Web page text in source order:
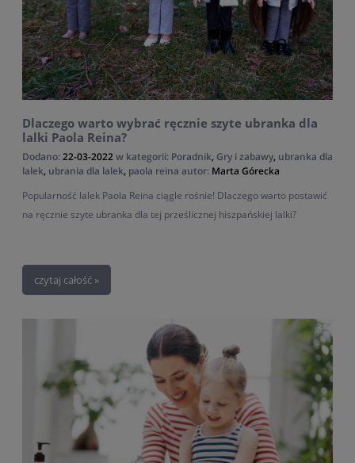
Dlaczego warto wybrać ręcznie szyte ubranka dla
lalki Paola Reina?
Dodano:22-03-2022w kategorii: Poradnik, Gry i zabawy, ubranka dla
lalek, ubrania dla lalek, paola reina autor: Marta Górecka
Popularność lalek Paola Reina ciągle rośnie! Dlaczego warto postawić
na ręcznie szyte ubranka dla tej prześlicznej hiszpańskiej lalki?
czytaj całość »